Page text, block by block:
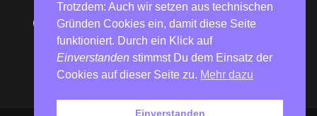
Europapolitiker Günther zu EU-
Haushalt: Merz und Konsorten sind
keine Retter, sondern die
Architekten der Krise
8. August 2026
Trotzdem: Auch wir setzen aus technischen
Gründen Cookies ein, damit diese Seite
funktioniert. Durch ein Klick auf
Einverstanden stimmst Du dem Einsatz der
Cookies auf dieser Seite zu. Mehr dazu
Einverstanden